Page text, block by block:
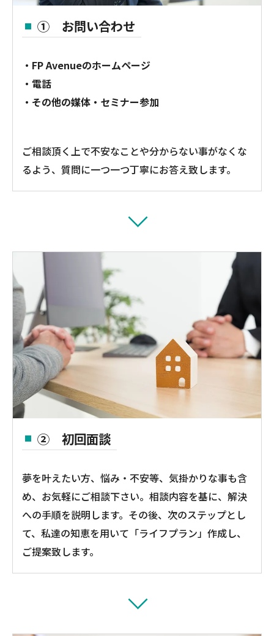
① お問い合わせ
・FP Avenueのホームページ
・電話
・その他の媒体・セミナー参加
ご相談頂く上で不安なことや分からない事がなくな
るよう、質問に一つ一つ丁寧にお答え致します。
② 初回面談
夢を叶えたい方、悩み・不安等、気掛かりな事も含
め、お気軽にご相談下さい。相談内容を基に、解決
への手順を説明します。その後、次のステップとし
て、私達の知恵を用いて「ライフプラン」作成し、
ご提案致します。